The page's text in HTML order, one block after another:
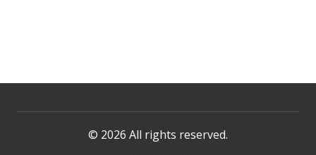
© 2026 All rights reserved.